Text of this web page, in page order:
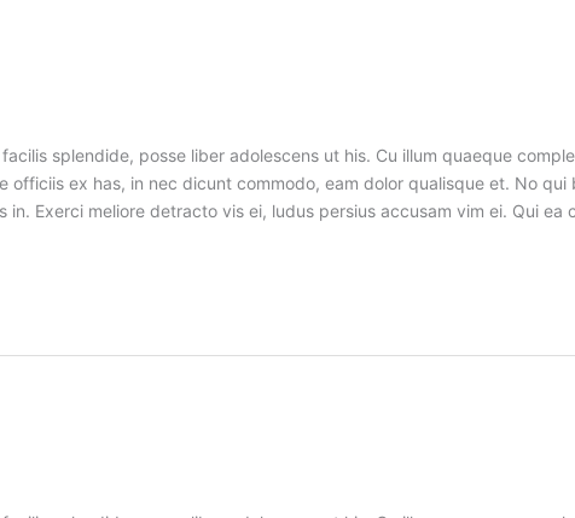
splendide, posse liber adolescens ut his. Cu illum quaeque
officiis ex has, in nec dicunt commodo, eam dolor qualisque et. No
in. Exerci meliore detracto vis ei, ludus persius accusam vim ei. Qui